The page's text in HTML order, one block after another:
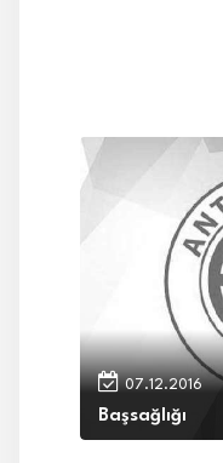
07.12.2016
Başsağlığı